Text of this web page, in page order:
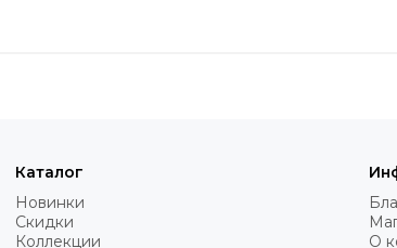
Каталог
Новинки
Скидки
Коллекции
О